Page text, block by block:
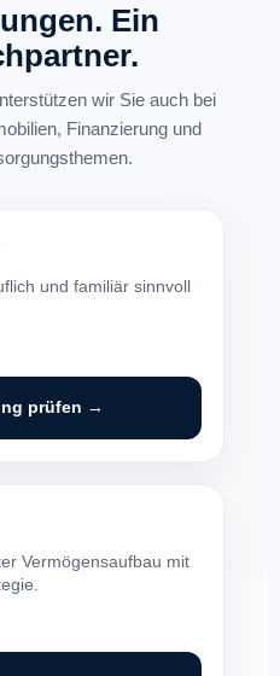
Ein
wir Sie auch bei
Finanzierung und
und familiär sinnvoll
prüfen →
Vermögensaufbau mit